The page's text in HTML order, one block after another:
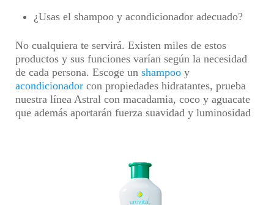
¿Usas el shampoo y acondicionador adecuado?
No cualquiera te servirá. Existen miles de estos
productos y sus funciones varían según la necesidad
de cada persona. Escoge un shampoo y
acondicionador con propiedades hidratantes, prueba
nuestra línea Astral con macadamia, coco y aguacate
que además aportarán fuerza suavidad y luminosidad